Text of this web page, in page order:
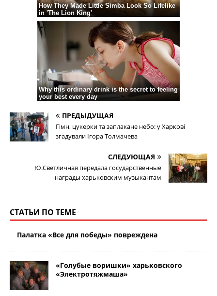
ПРЕДЫДУЩАЯ
Гімн, цукерки та заплакане небо: у Харкові
згадували Ігора Толмачева
СЛЕДУЮЩАЯ
Ю.Светличная передала государственные
награды харьковским музыкантам
СТАТЬИ ПО ТЕМЕ
Палатка «Все для победы» повреждена
«Голубые воришки» харьковского
«Электротяжмаша»